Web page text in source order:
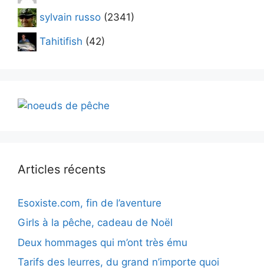
sylvain russo (2341)
Tahitifish (42)
Articles récents
Esoxiste.com, fin de l’aventure
Girls à la pêche, cadeau de Noël
Deux hommages qui m’ont très ému
Tarifs des leurres, du grand n’importe quoi